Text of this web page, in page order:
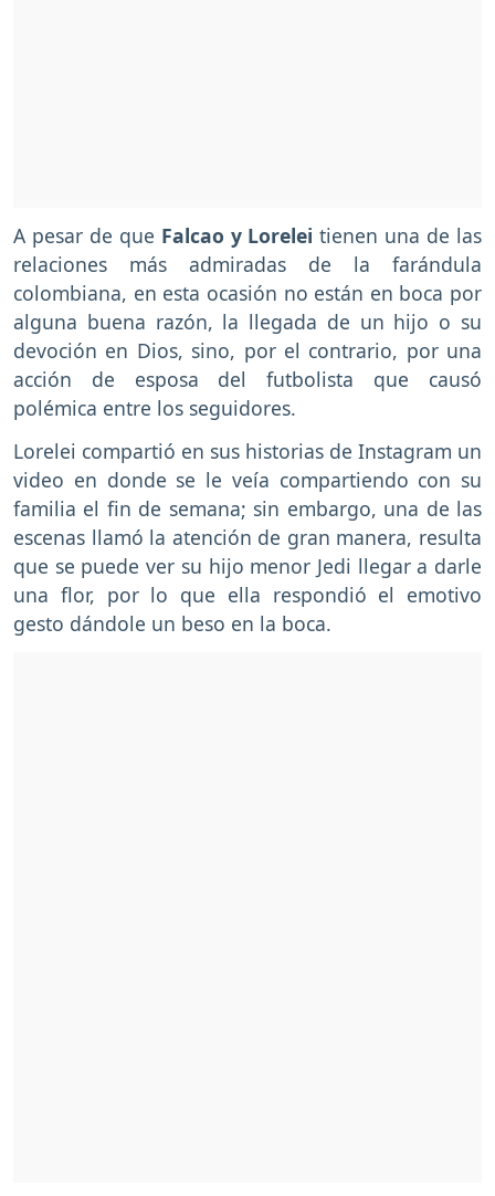
A pesar de que Falcao y Loreleitienen una de las
relaciones más admiradas de la farándula
colombiana, en esta ocasión no están en boca por
alguna buena razón, la llegada de un hijo o su
devoción en Dios, sino, por el contrario, por una
acción de esposa del futbolista que causó
polémica entre los seguidores.
Lorelei compartió en sus historias de Instagram un
video en donde se le veía compartiendo con su
familia el fin de semana; sin embargo, una de las
escenas llamó la atención de gran manera, resulta
que se puede ver su hijo menor Jedi llegar a darle
una flor, por lo que ella respondió el emotivo
gesto dándole un beso en la boca.